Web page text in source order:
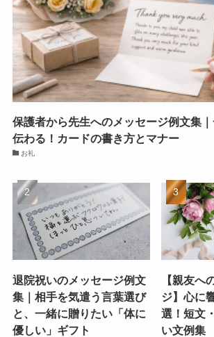
保護者から先生へのメッセージ例文集
伝わる！カードの書き方とマナー
お礼
退院祝いのメッセージ例文
集｜相手を気遣う言葉選び
と、一緒に贈りたい「体に
優しい」ギフト
【親友へ
ジ】心に
選！短文
い文例集